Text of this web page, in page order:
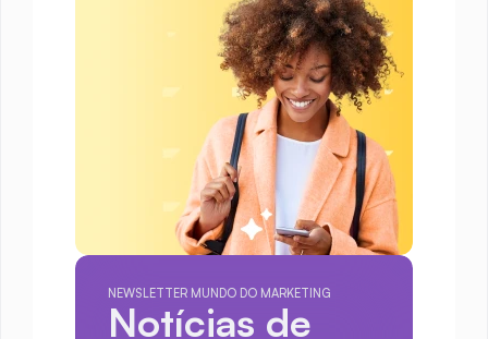
NEWSLETTER MUNDO DO MARKETING
Notícias de